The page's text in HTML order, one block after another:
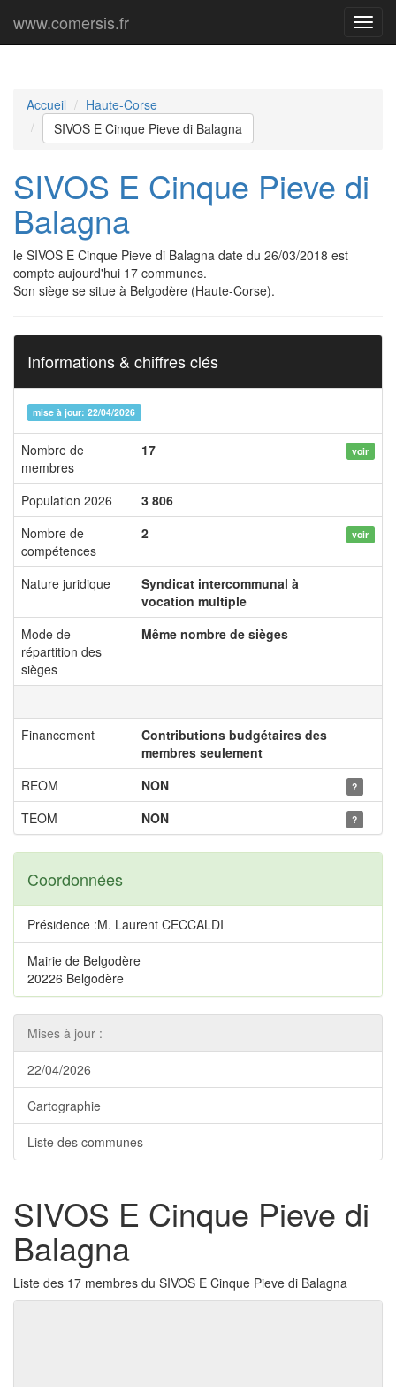
Menu
www.comersis.fr
Accueil
Haute-Corse
SIVOS E Cinque Pieve di Balagna
SIVOS E Cinque Pieve di
Balagna
le SIVOS E Cinque Pieve di Balagna date du 26/03/2018 est
compte aujourd'hui 17 communes.
Son siège se situe à Belgodère (Haute-Corse).
Informations & chiffres clés
mise à jour: 22/04/2026
Nombre de
membres
17 voir
Population 2026
3 806
Nombre de
compétences
2 voir
Nature juridique
Syndicat intercommunal à
vocation multiple
Mode de
répartition des
sièges
Même nombre de sièges
Financement
Contributions budgétaires des
membres seulement
REOM
NON ?
TEOM NON ?
Coordonnées
Présidence :M. Laurent CECCALDI
Mairie de Belgodère
20226 Belgodère
Mises à jour :
22/04/2026
Cartographie
Liste des communes
SIVOS E Cinque Pieve di
Balagna
Liste des 17 membres du SIVOS E Cinque Pieve di Balagna